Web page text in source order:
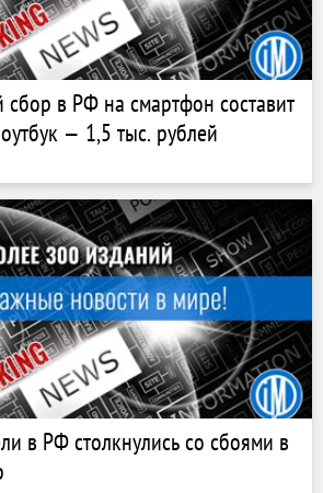
сбор в РФ на смартфон составит
— 1,5 тыс. рублей
в РФ столкнулись со сбоями в